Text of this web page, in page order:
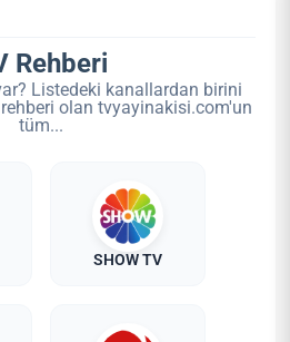
Rehberi
Listedeki kanallardan birini
olan tvyayinakisi.com'un
tüm...
SHOW TV